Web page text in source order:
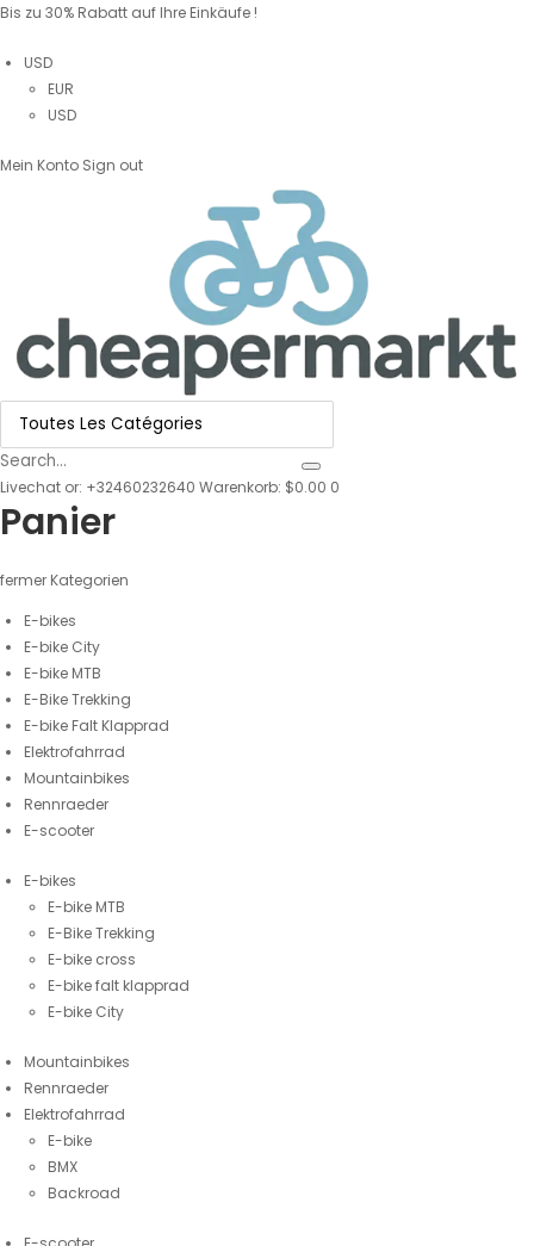
Bis zu 30% Rabatt auf Ihre Einkäufe !
USD
EUR
USD
Mein Konto Sign out
Livechat or: +32460232640 Warenkorb: $0.00 0
Panier
fermer Kategorien
E-bikes
E-bike City
E-bike MTB
E-Bike Trekking
E-bike Falt Klapprad
Elektrofahrrad
Mountainbikes
Rennraeder
E-scooter
E-bikes
E-bike MTB
E-Bike Trekking
E-bike cross
E-bike falt klapprad
E-bike City
Mountainbikes
Rennraeder
Elektrofahrrad
E-bike
BMX
Backroad